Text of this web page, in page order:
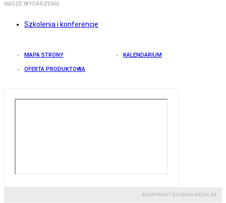
NASZE WYDARZENIA
Szkolenia i konferencje
MAPA STRONY KALENDARIUM
OFERTA PRODUKTOWA
© COPYRIGHT BY GREMI MEDIA SA